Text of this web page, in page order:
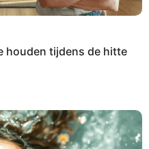
houden tijdens de hitte